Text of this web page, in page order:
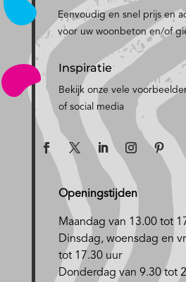
Eenvoudig en snel prijs en
voor uw woonbeton en/of
Inspiratie
Bekijk onze vele
of social media
Openingstijden
Maandag van 13.00 tot
Dinsdag, woensdag en
tot 17.30 uur
Donderdag van 9.30 tot